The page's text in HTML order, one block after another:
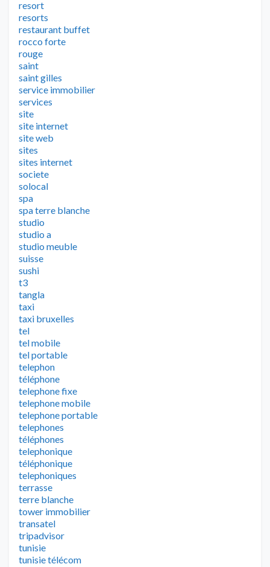
resort
resorts
restaurant buffet
rocco forte
rouge
saint
saint gilles
service immobilier
services
site
site internet
site web
sites
sites internet
societe
solocal
spa
spa terre blanche
studio
studio a
studio meuble
suisse
sushi
t3
tangla
taxi
taxi bruxelles
tel
tel mobile
tel portable
telephon
téléphone
telephone fixe
telephone mobile
telephone portable
telephones
téléphones
telephonique
téléphonique
telephoniques
terrasse
terre blanche
tower immobilier
transatel
tripadvisor
tunisie
tunisie télécom